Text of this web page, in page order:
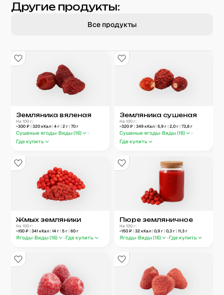
Другие продукты:
Все продукты
Земляника вяленая
На 100 г:
~300 ₽| 320 кКал| 4 г| 2 г| 70 г
Сушеные ягоды Виды (16)
Где купить
Земляника сушеная
На 100 г:
~320 ₽ | 349 кКал | 5,9 г | 2,0 г | 73,8 г
Сушеные ягоды Виды (16)
Где купить
Жмых земляники
На 100 г:
~100 ₽| 341 кКал| 14 г| 5 г| 60 г
Ягоды Виды (16) Где купить
Пюре земляничное
На 100 г:
~150 ₽ | 32 кКал | 0,9 г | 0,3 г | 11,3 г
Ягоды Виды (16) Где купить